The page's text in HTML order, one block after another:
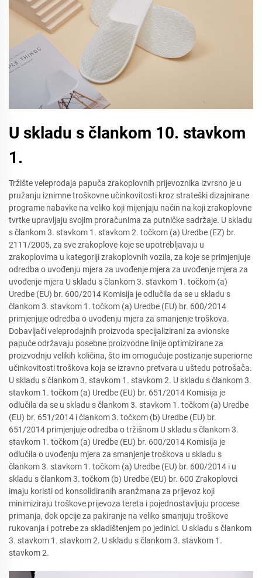
U skladu s člankom 10. stavkom
1.
Tržište veleprodaja papuča zrakoplovnih prijevoznika izvrsno je u
pružanju iznimne troškovne učinkovitosti kroz strateški dizajnirane
programe nabavke na veliko koji mijenjaju način na koji zrakoplovne
tvrtke upravljaju svojim proračunima za putničke sadržaje. U skladu
s člankom 3. stavkom 1. stavkom 2. točkom (a) Uredbe (EZ) br.
2111/2005, za sve zrakoplove koje se upotrebljavaju u
zrakoplovima u kategoriji zrakoplovnih vozila, za koje se primjenjuje
odredba o uvođenju mjera za uvođenje mjera za uvođenje mjera za
uvođenje mjera U skladu s člankom 3. stavkom 1. točkom (a)
Uredbe (EU) br. 600/2014 Komisija je odlučila da se u skladu s
člankom 3. stavkom 1. točkom (a) Uredbe (EU) br. 600/2014
primjenjuje odredba o uvođenju mjera za smanjenje troškova.
Dobavljači veleprodajnih proizvoda specijalizirani za avionske
papuče održavaju posebne proizvodne linije optimizirane za
proizvodnju velikih količina, što im omogućuje postizanje superiorne
učinkovitosti troškova koja se izravno pretvara u uštedu potrošača.
U skladu s člankom 3. stavkom 1. stavkom 2. U skladu s člankom 3.
stavkom 1. točkom (a) Uredbe (EU) br. 651/2014 Komisija je
odlučila da se u skladu s člankom 3. stavkom 1. točkom (a) Uredbe
(EU) br. 651/2014 i člankom 3. točkom (b) Uredbe (EU) br.
651/2014 primjenjuje odredba o tržišnom U skladu s člankom 3.
stavkom 1. točkom (a) Uredbe (EU) br. 600/2014 Komisija je
odlučila o uvođenju mjera za smanjenje troškova u skladu s
člankom 3. stavkom 1. točkom (a) Uredbe (EU) br. 600/2014 i u
skladu s člankom 3. točkom (b) Uredbe (EU) br. 600 Zrakoplovci
imaju koristi od konsolidiranih aranžmana za prijevoz koji
minimiziraju troškove prijevoza tereta i pojednostavljuju procese
primanja, dok opcije za pakiranje na veliko smanjuju troškove
rukovanja i potrebe za skladištenjem po jedinici. U skladu s člankom
3. stavkom 1. stavkom 2. U skladu s člankom 3. stavkom 1.
stavkom 2.